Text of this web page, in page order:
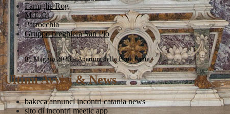
Famiglie Rog
M.E.G.
Parrocchia
Gruppo preghiera San Pio
01 Maggio 2023 – Apertura della Porta Santa
Ultimi Avvisi & News
bakeca annunci incontri catania news
sito di incontri meetic app